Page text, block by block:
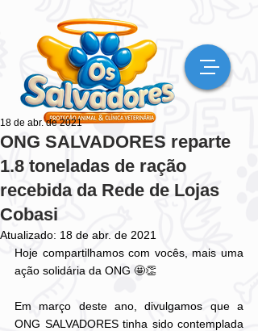
ONG SALVADORES reparte
1.8 toneladas de ração
recebida da Rede de Lojas
Cobasi
18 de abr. de 2021
Atualizado: 18 de abr. de 2021
Hoje compartilhamos com vocês, mais uma
ação solidária da ONG 🤩👏
Em março deste ano, divulgamos que a
ONG SALVADORES tinha sido contemplada